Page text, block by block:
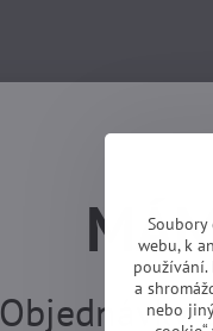
webu, k
a
nebo
Objednávky